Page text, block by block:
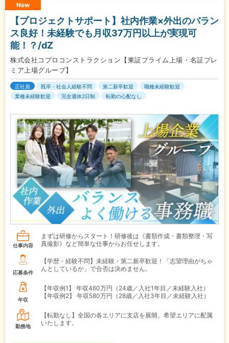
New
【プロジェクトサポート】社内作業×外出のバラン
ス良好！未経験でも月収37万円以上が実現可
能！？/dZ
株式会社コプロコンストラクション【東証プライム上場・名証プレ
ミア上場グループ】
正社員 既卒・社会人経験不問 第二新卒歓迎
職種未経験歓迎
業種未経験歓迎
完全週休2日制 転勤の心配なし
仕事内容
まずは研修からスタート！研修後は《書類作成・書類整理・写
真撮影》など簡単な仕事からお任せします。
応募条件
【学歴・経験不問】未経験・第二新卒歓迎！「志望理由がちゃ
んとしているか」で合否は決めません。
年収
【年収例1】
年収460万円（24歳／入社1年目／未経験入社）
【年収例2】
年収580万円（28歳／入社3年目／未経験入社）
勤務地
【転勤なし】全国の各エリアに支店を展開。希望エリアに配属
いたします。